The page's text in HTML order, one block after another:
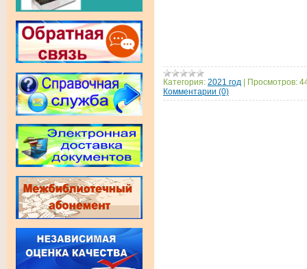
Категория: 2021 год Просмотров:
Комментарии (0)